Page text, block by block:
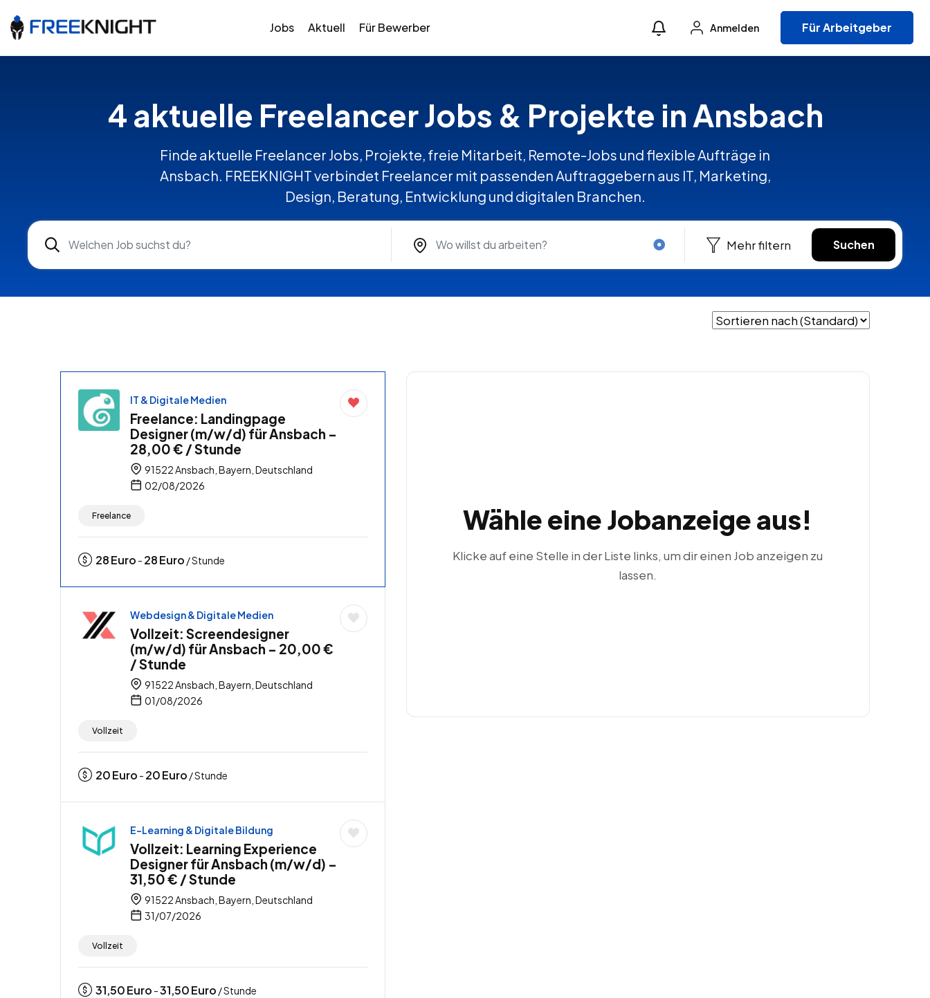
Jobs Aktuell Für Bewerber Anmelden Für Arbeitgeber
4 aktuelle Freelancer Jobs & Projekte in Ansbach
Finde aktuelle Freelancer Jobs, Projekte, freie Mitarbeit, Remote-Jobs und flexible Aufträge in
Ansbach. FREEKNIGHT verbindet Freelancer mit passenden Auftraggebern aus IT, Marketing,
Design, Beratung, Entwicklung und digitalen Branchen.
Mehr filtern Suchen
IT & Digitale Medien
Freelance: Landingpage
Designer (m/w/d) für Ansbach –
28,00 € / Stunde
91522 Ansbach, Bayern, Deutschland
02/08/2026
Freelance
28Euro - 28Euro / Stunde
Webdesign & Digitale Medien
Vollzeit: Screendesigner
(m/w/d) für Ansbach – 20,00 €
/ Stunde
91522 Ansbach, Bayern, Deutschland
01/08/2026
Vollzeit
20Euro - 20Euro / Stunde
E-Learning & Digitale Bildung
Vollzeit: Learning Experience
Designer für Ansbach (m/w/d) –
31,50 € / Stunde
91522 Ansbach, Bayern, Deutschland
31/07/2026
Vollzeit
31,50Euro -31,50Euro / Stunde
Wähle eine Jobanzeige aus!
Klicke auf eine Stelle in der Liste links, um dir einen Job anzeigen zu
lassen.